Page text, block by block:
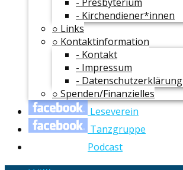
- Kirchendiener*innen
○ Links
○ Kontaktinformation
- Kontakt
- Impressum
- Datenschutzerklärung
○ Spenden/Finanzielles
Leseverein
Tanzgruppe
Podcast